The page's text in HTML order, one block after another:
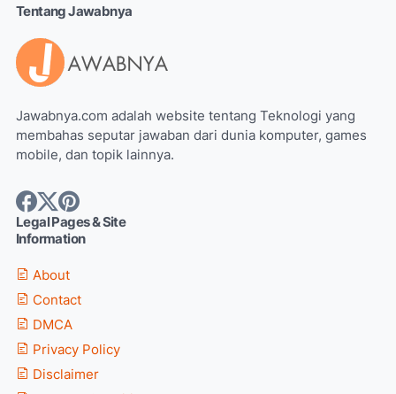
Tentang Jawabnya
Jawabnya.com adalah website tentang Teknologi yang
membahas seputar jawaban dari dunia komputer, games
mobile, dan topik lainnya.
Legal Pages & Site
Information
About
Contact
DMCA
Privacy Policy
Disclaimer